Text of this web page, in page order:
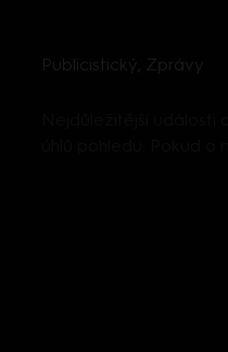
Publicistický Zprávy